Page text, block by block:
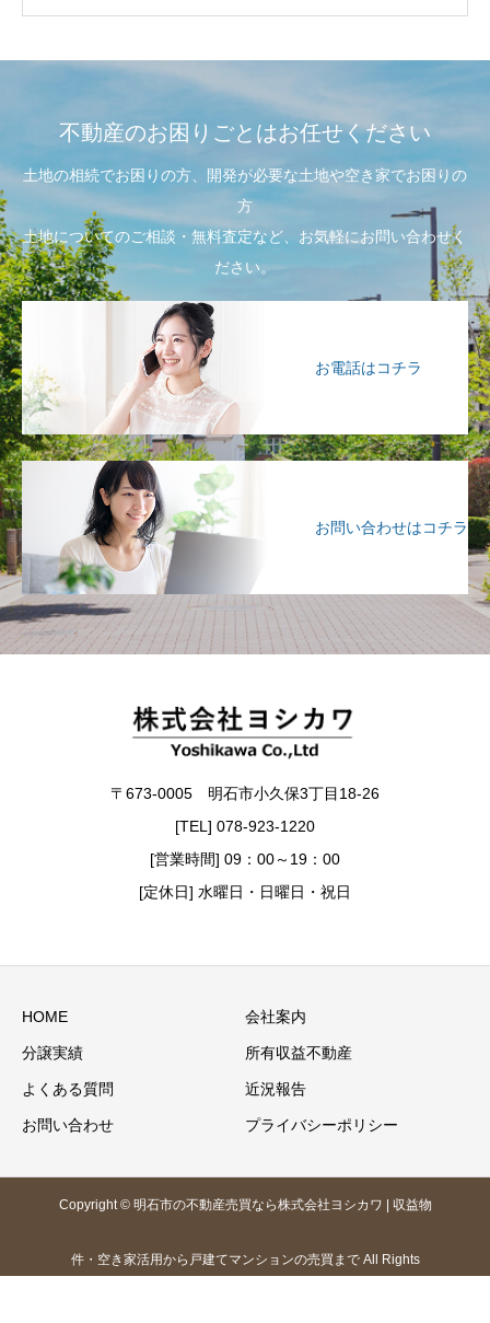
不動産のお困りごとはお任せください
土地の相続でお困りの方、開発が必要な土地や空き家でお困りの
方
土地についてのご相談・無料査定など、お気軽にお問い合わせく
ださい。
お電話はコチラ
お問い合わせはコチラ
〒673-0005 明石市小久保3丁目18-26
[TEL] 078-923-1220
[営業時間] 09：00～19：00
[定休日] 水曜日・日曜日・祝日
HOME 会社案内
分譲実績 所有収益不動産
よくある質問 近況報告
お問い合わせ プライバシーポリシー
Copyright © 明石市の不動産売買なら株式会社ヨシカワ | 収益物
件・空き家活用から戸建てマンションの売買まで All Rights